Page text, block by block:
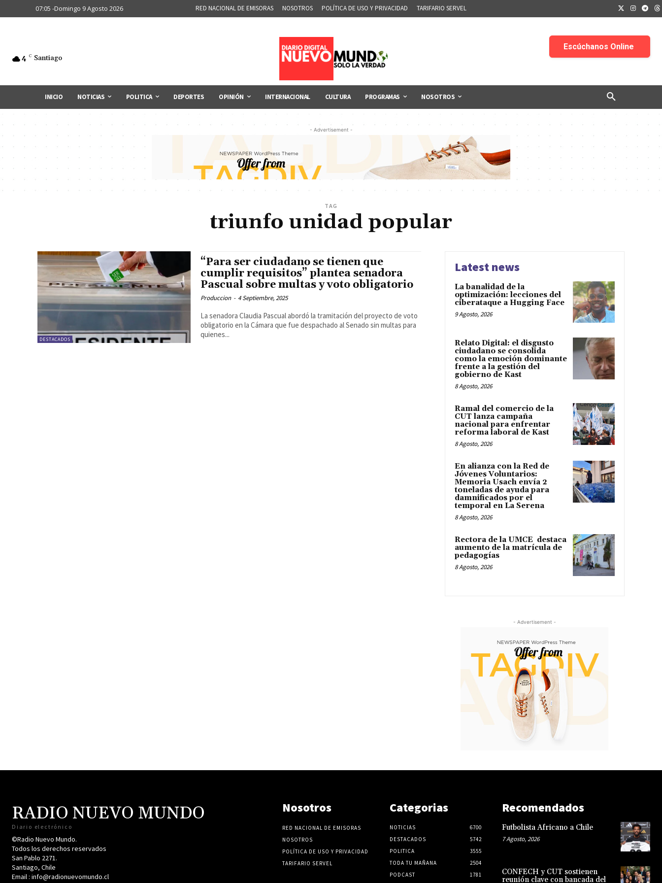
07:05 -Domingo 9 Agosto 2026 RED NACIONAL DE EMISORAS NOSOTROS POLÍTICA DE USO Y PRIVACIDAD TARIFARIO SERVEL
4 C Santiago
INICIO NOTICIAS POLITICA DEPORTES OPINIÓN INTERNACIONAL CULTURA PROGRAMAS NOSOTROS
- Advertisement -
TAG
triunfo unidad popular
DESTACADOS
“Para ser ciudadano se tienen que
cumplir requisitos” plantea senadora
Pascual sobre multas y voto obligatorio
Produccion - 4 Septiembre, 2025
La senadora Claudia Pascual abordó la tramitación del proyecto de voto
obligatorio en la Cámara que fue despachado al Senado sin multas para
quienes...
Latest news
La banalidad de la
optimización: lecciones del
ciberataque a Hugging Face
9 Agosto, 2026
Relato Digital: el disgusto
ciudadano se consolida
como la emoción dominante
frente a la gestión del
gobierno de Kast
8 Agosto, 2026
Ramal del comercio de la
CUT lanza campaña
nacional para enfrentar
reforma laboral de Kast
8 Agosto, 2026
En alianza con la Red de
Jóvenes Voluntarios:
Memoria Usach envía 2
toneladas de ayuda para
damnificados por el
temporal en La Serena
8 Agosto, 2026
Rectora de la UMCE destaca
aumento de la matrícula de
pedagogías
8 Agosto, 2026
- Advertisement -
RADIO NUEVO MUNDO
Diario electrónico
©Radio Nuevo Mundo.
Todos los derechos reservados
San Pablo 2271.
Santiago, Chile
Email : info@radionuevomundo.cl
Nosotros
RED NACIONAL DE EMISORAS
NOSOTROS
POLÍTICA DE USO Y PRIVACIDAD
TARIFARIO SERVEL
Categorias
NOTICIAS
6700
DESTACADOS
5742
POLITICA
3555
TODA TU MAÑANA
2504
PODCAST
1781
Recomendados
Futbolista Africano a Chile
7 Agosto, 2026
CONFECH y CUT sostienen
reunión clave con bancada del